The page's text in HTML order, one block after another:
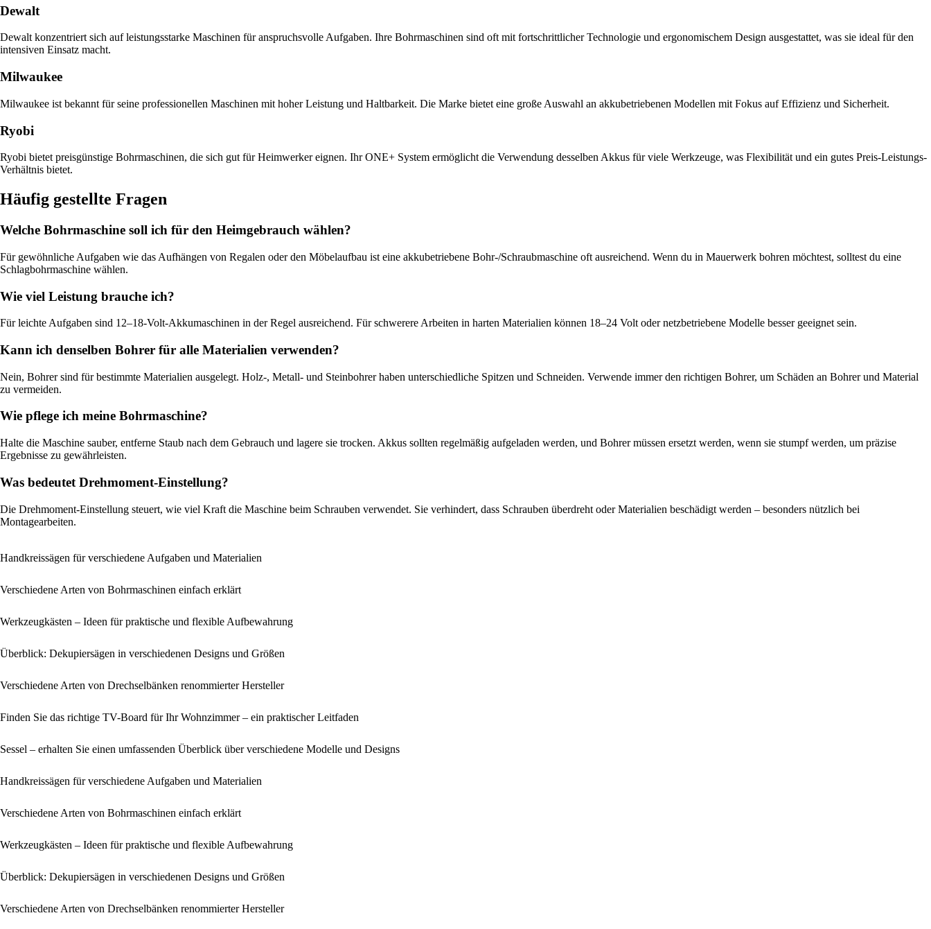
Dewalt
Dewalt konzentriert sich auf leistungsstarke Maschinen für anspruchsvolle Aufgaben. Ihre Bohrmaschinen sind oft mit fortschrittlicher Technologie und ergonomischem Design ausgestattet, was sie ideal für den
intensiven Einsatz macht.
Milwaukee
Milwaukee ist bekannt für seine professionellen Maschinen mit hoher Leistung und Haltbarkeit. Die Marke bietet eine große Auswahl an akkubetriebenen Modellen mit Fokus auf Effizienz und Sicherheit.
Ryobi
Ryobi bietet preisgünstige Bohrmaschinen, die sich gut für Heimwerker eignen. Ihr ONE+ System ermöglicht die Verwendung desselben Akkus für viele Werkzeuge, was Flexibilität und ein gutes Preis-Leistungs-
Verhältnis bietet.
Häufig gestellte Fragen
Welche Bohrmaschine soll ich für den Heimgebrauch wählen?
Für gewöhnliche Aufgaben wie das Aufhängen von Regalen oder den Möbelaufbau ist eine akkubetriebene Bohr-/Schraubmaschine oft ausreichend. Wenn du in Mauerwerk bohren möchtest, solltest du eine
Schlagbohrmaschine wählen.
Wie viel Leistung brauche ich?
Für leichte Aufgaben sind 12–18-Volt-Akkumaschinen in der Regel ausreichend. Für schwerere Arbeiten in harten Materialien können 18–24 Volt oder netzbetriebene Modelle besser geeignet sein.
Kann ich denselben Bohrer für alle Materialien verwenden?
Nein, Bohrer sind für bestimmte Materialien ausgelegt. Holz-, Metall- und Steinbohrer haben unterschiedliche Spitzen und Schneiden. Verwende immer den richtigen Bohrer, um Schäden an Bohrer und Material
zu vermeiden.
Wie pflege ich meine Bohrmaschine?
Halte die Maschine sauber, entferne Staub nach dem Gebrauch und lagere sie trocken. Akkus sollten regelmäßig aufgeladen werden, und Bohrer müssen ersetzt werden, wenn sie stumpf werden, um präzise
Ergebnisse zu gewährleisten.
Was bedeutet Drehmoment-Einstellung?
Die Drehmoment-Einstellung steuert, wie viel Kraft die Maschine beim Schrauben verwendet. Sie verhindert, dass Schrauben überdreht oder Materialien beschädigt werden – besonders nützlich bei
Montagearbeiten.
Handkreissägen für verschiedene Aufgaben und Materialien
Verschiedene Arten von Bohrmaschinen einfach erklärt
Werkzeugkästen – Ideen für praktische und flexible Aufbewahrung
Überblick: Dekupiersägen in verschiedenen Designs und Größen
Verschiedene Arten von Drechselbänken renommierter Hersteller
Finden Sie das richtige TV-Board für Ihr Wohnzimmer – ein praktischer Leitfaden
Sessel – erhalten Sie einen umfassenden Überblick über verschiedene Modelle und Designs
Handkreissägen für verschiedene Aufgaben und Materialien
Verschiedene Arten von Bohrmaschinen einfach erklärt
Werkzeugkästen – Ideen für praktische und flexible Aufbewahrung
Überblick: Dekupiersägen in verschiedenen Designs und Größen
Verschiedene Arten von Drechselbänken renommierter Hersteller